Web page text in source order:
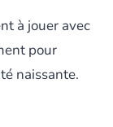
à jouer avec
pour
naissante.